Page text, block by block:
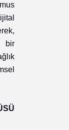
bir